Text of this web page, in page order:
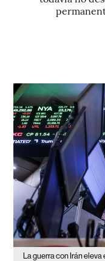
La guerra con Irán